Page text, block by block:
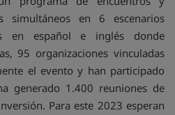
simultáneos en 6 escenarios
en español e inglés donde
95 organizaciones vinculadas
el evento y han participado
generado 1.400 reuniones de
Para este 2023 esperan